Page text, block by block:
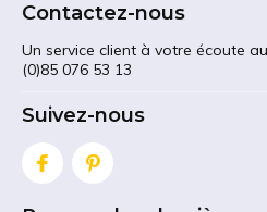
conviennent au transport
machines ou des conteneurs.
fixes vous permettent de
toute sécurité. Elles
votre transport de matériel.
Utilisation des
Contactez-nous
Un service client à votre écoute
(0)85 076 53 13
Suivez-nous